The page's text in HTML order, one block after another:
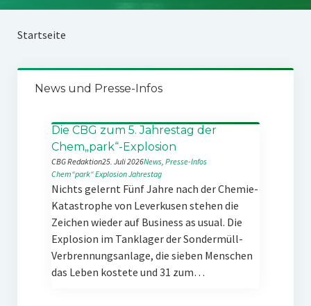
Startseite
News und Presse-Infos
Die CBG zum 5. Jahrestag der
Chem„park“-Explosion
CBG Redaktion25. Juli 2026News, Presse-Infos
Chem“park“ExplosionJahrestag
Nichts gelernt Fünf Jahre nach der Chemie-
Katastrophe von Leverkusen stehen die
Zeichen wieder auf Business as usual. Die
Explosion im Tanklager der Sondermüll-
Verbrennungsanlage, die sieben Menschen
das Leben kostete und 31 zum…